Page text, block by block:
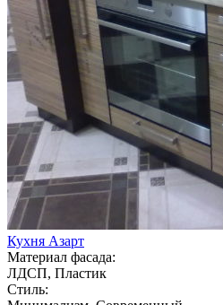
Кухня Азарт
Материал фасада:
ЛДСП, Пластик
Стиль: